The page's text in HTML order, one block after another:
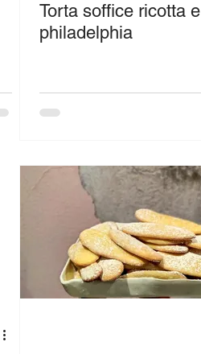
Torta soffice ricotta e
philadelphia